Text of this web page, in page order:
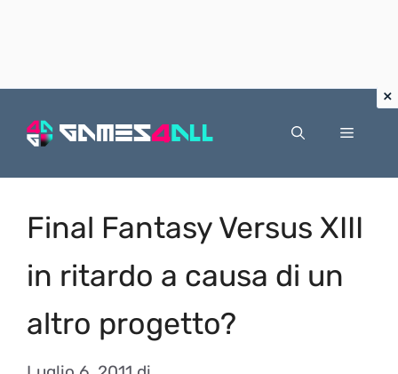
Menu
Final Fantasy Versus XIII
in ritardo a causa di un
altro progetto?